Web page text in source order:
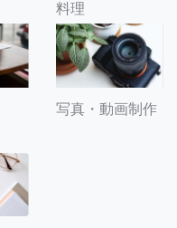
料理
写真・動画制作